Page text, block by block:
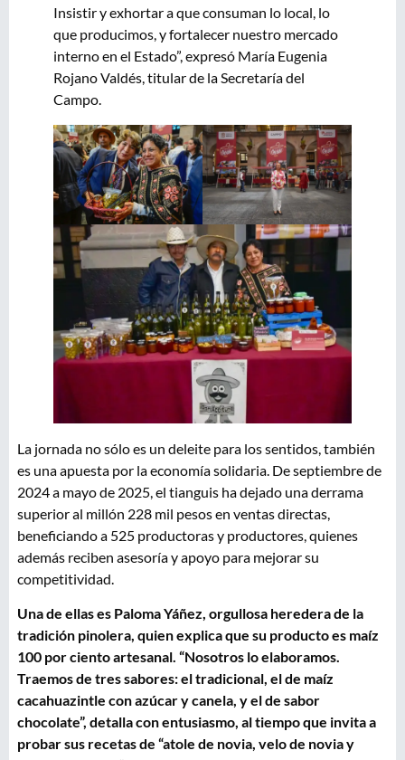
Insistir y exhortar a que consuman lo local, lo
que producimos, y fortalecer nuestro mercado
interno en el Estado”, expresó María Eugenia
Rojano Valdés, titular de la Secretaría del
Campo.
La jornada no sólo es un deleite para los sentidos, también
es una apuesta por la economía solidaria. De septiembre de
2024 a mayo de 2025, el tianguis ha dejado una derrama
superior al millón 228 mil pesos en ventas directas,
beneficiando a 525 productoras y productores, quienes
además reciben asesoría y apoyo para mejorar su
competitividad.
Una de ellas es Paloma Yáñez, orgullosa heredera de la
tradición pinolera, quien explica que su producto es maíz
100 por ciento artesanal. “Nosotros lo elaboramos.
Traemos de tres sabores: el tradicional, el de maíz
cacahuazintle con azúcar y canela, y el de sabor
chocolate”, detalla con entusiasmo, al tiempo que invita a
probar sus recetas de “atole de novia, velo de novia y